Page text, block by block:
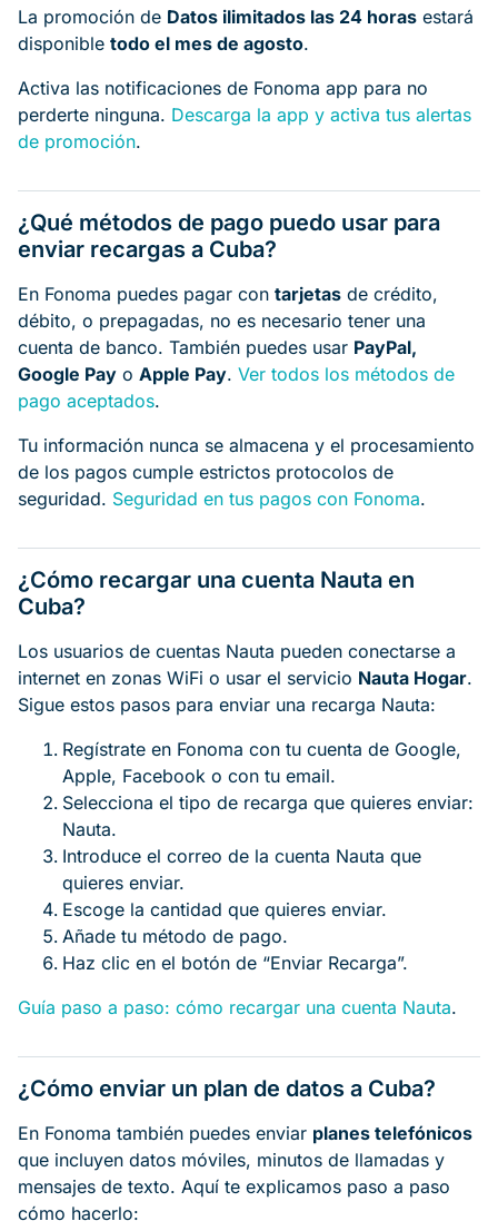
La promoción de Datos ilimitados las 24 horas estará
disponible todo el mes de agosto.
Activa las notificaciones de Fonoma app para no
perderte ninguna. Descarga la app y activa tus alertas
de promoción.
¿Qué métodos de pago puedo usar para
enviar recargas a Cuba?
En Fonoma puedes pagar con tarjetas de crédito,
débito, o prepagadas, no es necesario tener una
cuenta de banco. También puedes usar PayPal,
Google Pay o Apple Pay. Ver todos los métodos de
pago aceptados.
Tu información nunca se almacena y el procesamiento
de los pagos cumple estrictos protocolos de
seguridad. Seguridad en tus pagos con Fonoma.
¿Cómo recargar una cuenta Nauta en
Cuba?
Los usuarios de cuentas Nauta pueden conectarse a
internet en zonas WiFi o usar el servicio Nauta Hogar.
Sigue estos pasos para enviar una recarga Nauta:
Regístrate en Fonoma con tu cuenta de Google,
Apple, Facebook o con tu email.
Selecciona el tipo de recarga que quieres enviar:
Nauta.
Introduce el correo de la cuenta Nauta que
quieres enviar.
Escoge la cantidad que quieres enviar.
Añade tu método de pago.
Haz clic en el botón de “Enviar Recarga”.
Guía paso a paso: cómo recargar una cuenta Nauta.
¿Cómo enviar un plan de datos a Cuba?
En Fonoma también puedes enviar planes telefónicos
que incluyen datos móviles, minutos de llamadas y
mensajes de texto. Aquí te explicamos paso a paso
cómo hacerlo: